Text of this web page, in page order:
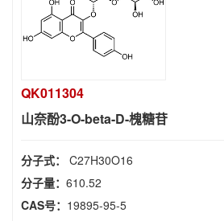
QK011304
山奈酚3-O-beta-D-槐糖苷
分子式： C27H30O16
分子量： 610.52
CAS号： 19895-95-5